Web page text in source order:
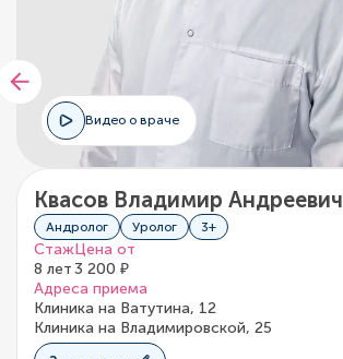
Видео о враче
Квасов Владимир Андреевич
Андролог Уролог 3+
Стаж
8 лет
Цена от
3 200 ₽
Адреса приема
Клиника на Ватутина, 12
Клиника на Владимировской, 25